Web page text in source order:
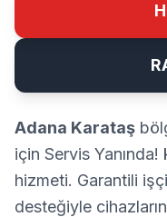
Adana Karataş
için Servis
hizmeti. Garantili
desteğiyle